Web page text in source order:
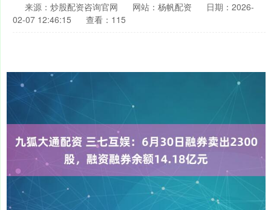
来源：炒股配资咨询官网 网站：杨帆配资
日期：2026-
02-07 12:46:15
查看：115